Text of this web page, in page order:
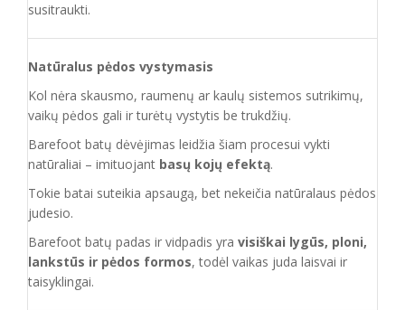
susitraukti.
Natūralus pėdos vystymasis
Kol nėra skausmo, raumenų ar kaulų sistemos sutrikimų,
vaikų pėdos gali ir turėtų vystytis be trukdžių.
Barefoot batų dėvėjimas leidžia šiam procesui vykti
natūraliai – imituojant basų kojų efektą.
Tokie batai suteikia apsaugą, bet nekeičia natūralaus pėdos
judesio.
Barefoot batų padas ir vidpadis yra visiškai lygūs, ploni,
lankstūs ir pėdos formos, todėl vaikas juda laisvai ir
taisyklingai.